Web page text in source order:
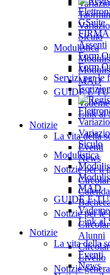
GSuite
FIRMA
Assenti
Form
Form
Servizi per le
Siculo
Modulistica
MAD
GUIDE E
Link al
Notizie
La vita della
Eventi
News
Siculo
Modulistica
MAD
GUIDE E
Link al
Notizie
La vita della
Eventi
News
Notizie per il
Notizie per le
Alunni
Livello
Notizie